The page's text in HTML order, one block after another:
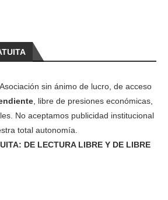
sin ánimo de lucro, de acceso
, libre de presiones económicas,
No aceptamos publicidad institucional
total autonomía.
DE LECTURA LIBRE Y DE LIBRE